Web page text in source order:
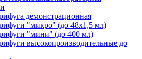
демонстрационная
"микро" (до 48x1,5 мл)
"мини" (до 400 мл)
высокопроизводительные до